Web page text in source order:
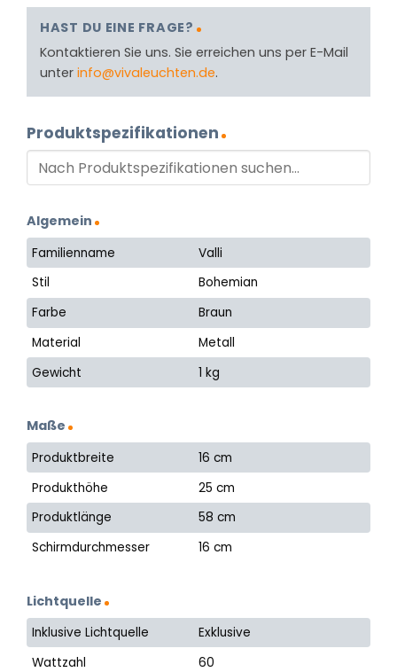
HAST DU EINE FRAGE?
Kontaktieren Sie uns. Sie erreichen uns per E-Mail
unter info@vivaleuchten.de.
Produktspezifikationen
Algemein
Familienname
Valli
Stil
Bohemian
Farbe
Braun
Material
Metall
Gewicht
1 kg
Maße
Produktbreite
16 cm
Produkthöhe
25 cm
Produktlänge
58 cm
Schirmdurchmesser
16 cm
Lichtquelle
Inklusive Lichtquelle
Exklusive
Wattzahl
60